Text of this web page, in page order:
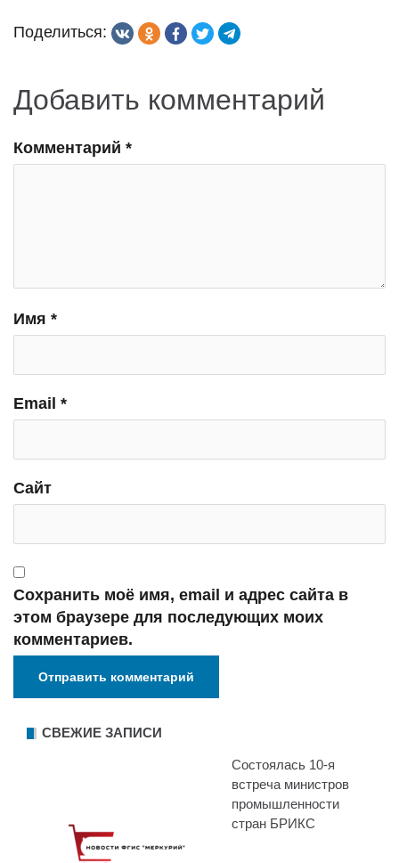
Поделиться:
Добавить комментарий
Комментарий *
Имя *
Email *
Сайт
Сохранить моё имя, email и адрес сайта в
этом браузере для последующих моих
комментариев.
СВЕЖИЕ ЗАПИСИ
Состоялась 10-я
встреча министров
промышленности
стран БРИКС